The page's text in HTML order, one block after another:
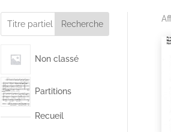
Recherche
Non classé
Partitions
Recueil